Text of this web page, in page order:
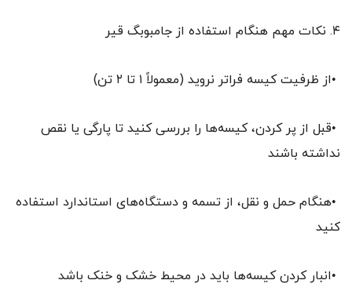
۴. نکات مهم هنگام استفاده از جامبوبگ قیر
•از ظرفیت کیسه فراتر نروید (معمولاً ۱ تا ۲ تن)
•قبل از پر کردن، کیسه‌ها را بررسی کنید تا پارگی یا نقص
نداشته باشند
•هنگام حمل و نقل، از تسمه و دستگاه‌های استاندارد استفاده
کنید
•انبار کردن کیسه‌ها باید در محیط خشک و خنک باشد